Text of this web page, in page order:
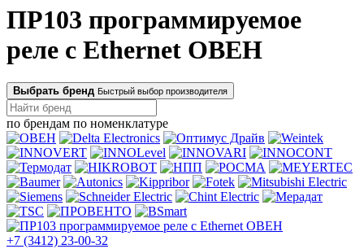
ПР103 программируемое
реле с Ethernet ОВЕН
Выбрать бренд Быстрый выбор производителя
по брендам по номенклатуре
+7 (3412) 23-00-32